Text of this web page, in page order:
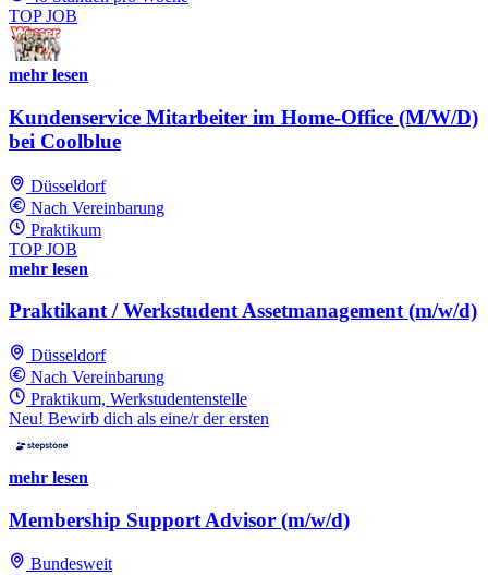
TOP JOB
mehr lesen
Kundenservice Mitarbeiter im Home-Office (M/W/D)
bei Coolblue
Düsseldorf
Nach Vereinbarung
Praktikum
TOP JOB
mehr lesen
Praktikant / Werkstudent Assetmanagement (m/w/d)
Düsseldorf
Nach Vereinbarung
Praktikum, Werkstudentenstelle
Neu! Bewirb dich als eine/r der ersten
mehr lesen
Membership Support Advisor (m/w/d)
Bundesweit